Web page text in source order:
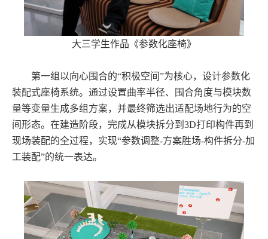
大三学生作品《参数化座椅》
第一组以向心围合的“积极空间”为核心，设计参数化
装配式座椅系统。通过设置曲率半径、围合角度与模块数
量等变量生成多组方案，并最终筛选出适配场地行为的空
间形态。在建造阶段，完成从模块拆分到3D打印构件再到
现场装配的全过程，实现“参数调整-方案胜场-构件拆分-加
工装配”的统一表达。